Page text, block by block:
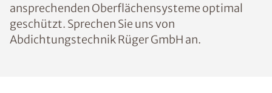
ansprechenden Oberflächensysteme optimal
geschützt. Sprechen Sie uns von
Abdichtungstechnik Rüger GmbH an.